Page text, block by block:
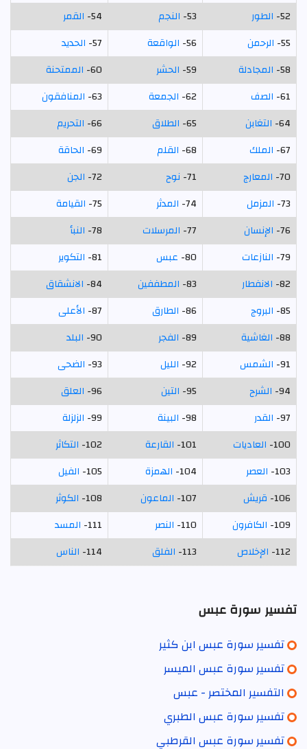
52- الطور 53- النجم 54- القمر
55- الرحمن 56- الواقعة 57- الحديد
58- المجادلة 59- الحشر 60- الممتحنة
61- الصف 62- الجمعة 63- المنافقون
64- التغابن 65- الطلاق 66- التحريم
67- الملك 68- القلم 69- الحاقة
70- المعارج 71- نوح 72- الجن
73- المزمل 74- المدثر 75- القيامة
76- الإنسان 77- المرسلات 78- النبأ
79- النازعات 80- عبس 81- التكوير
82- الانفطار 83- المطففين 84- الانشقاق
85- البروج 86- الطارق 87- الأعلى
88- الغاشية 89- الفجر 90- البلد
91- الشمس 92- الليل 93- الضحى
94- الشرح 95- التين 96- العلق
97- القدر 98- البينة 99- الزلزلة
100- العاديات 101- القارعة 102- التكاثر
103- العصر 104- الهمزة 105- الفيل
106- قريش 107- الماعون 108- الكوثر
109- الكافرون 110- النصر 111- المسد
112- الإخلاص 113- الفلق 114- الناس
تفسير سورة عبس
تفسير سورة عبس ابن كثير
تفسير سورة عبس الميسر
التفسير المختصر - عبس
تفسير سورة عبس الطبري
تفسير سورة عبس القرطبي